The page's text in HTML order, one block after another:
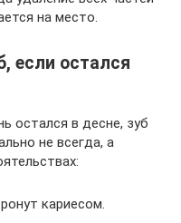
на место.
если остался
остался в десне, зуб
не всегда, а
кариесом.